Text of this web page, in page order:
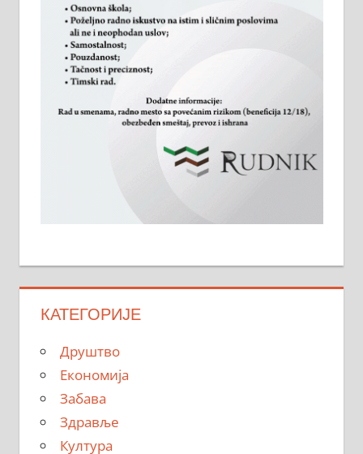
КАТЕГОРИЈЕ
Друштво
Економија
Забава
Здравље
Култура